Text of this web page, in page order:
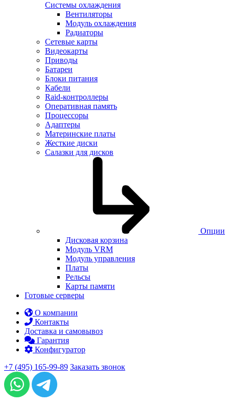
Системы охлаждения
Вентиляторы
Модуль охлаждения
Радиаторы
Сетевые карты
Видеокарты
Приводы
Батареи
Блоки питания
Кабели
Raid-контроллеры
Оперативная память
Процессоры
Адаптеры
Материнские платы
Жесткие диски
Салазки для дисков
Опции
Дисковая корзина
Модуль VRM
Модуль управления
Платы
Рельсы
Карты памяти
Готовые серверы
О компании
Контакты
Доставка и самовывоз
Гарантия
Конфигуратор
+7 (495) 165-99-89 Заказать звонок